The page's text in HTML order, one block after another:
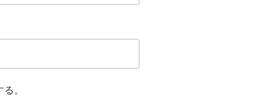
。